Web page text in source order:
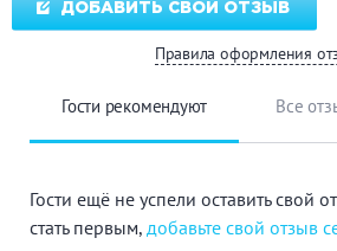
ДОБАВИТЬ СВОЙ ОТЗЫВ
Правила оформления
Гости рекомендуют Все
Гости ещё не успели оставить свой
стать первым, добавьте свой отзыв